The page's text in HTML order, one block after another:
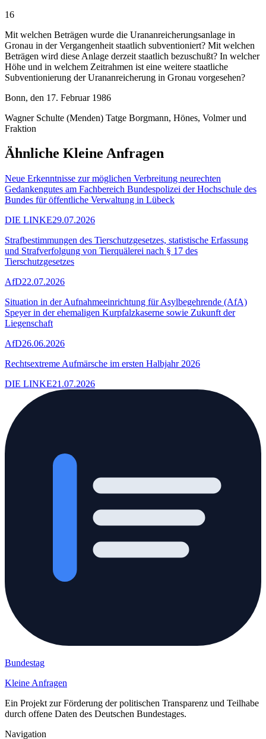
16
Mit welchen Beträgen wurde die Urananreicherungsanlage in
Gronau in der Vergangenheit staatlich subventioniert? Mit welchen
Beträgen wird diese Anlage derzeit staatlich bezuschußt? In welcher
Höhe und in welchem Zeitrahmen ist eine weitere staatliche
Subventionierung der Urananreicherung in Gronau vorgesehen?
Bonn, den 17. Februar 1986
Wagner Schulte (Menden) Tatge Borgmann, Hönes, Volmer und
Fraktion
Ähnliche Kleine Anfragen
Neue Erkenntnisse zur möglichen Verbreitung neurechten
Gedankengutes am Fachbereich Bundespolizei der Hochschule des
Bundes für öffentliche Verwaltung in Lübeck
DIE LINKE29.07.2026
Strafbestimmungen des Tierschutzgesetzes, statistische Erfassung
und Strafverfolgung von Tierquälerei nach § 17 des
Tierschutzgesetzes
AfD22.07.2026
Situation in der Aufnahmeeinrichtung für Asylbegehrende (AfA)
Speyer in der ehemaligen Kurpfalzkaserne sowie Zukunft der
Liegenschaft
AfD26.06.2026
Rechtsextreme Aufmärsche im ersten Halbjahr 2026
DIE LINKE21.07.2026
Bundestag
Kleine Anfragen
Ein Projekt zur Förderung der politischen Transparenz und Teilhabe
durch offene Daten des Deutschen Bundestages.
Navigation